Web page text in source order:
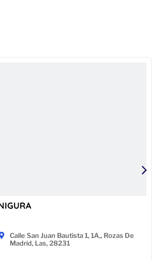
Calle San Juan Bautista 1, 1A,, Rozas De
Madrid, Las, 28231